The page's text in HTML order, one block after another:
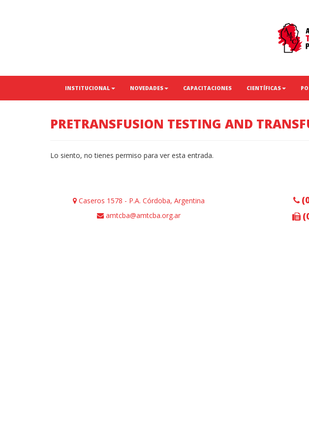
INSTITUCIONAL NOVEDADES CAPACITACIONES CIENTÍFICAS
PRETRANSFUSION TESTING AND
Lo siento, no tienes permiso para ver esta entrada.
Caseros 1578 - P.A. Córdoba, Argentina
amtcba@amtcba.org.ar